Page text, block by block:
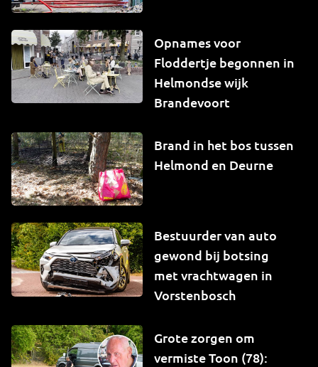
Opnames voor
Floddertje begonnen in
Helmondse wijk
Brandevoort
Brand in het bos tussen
Helmond en Deurne
Bestuurder van auto
gewond bij botsing
met vrachtwagen in
Vorstenbosch
Grote zorgen om
vermiste Toon (78):